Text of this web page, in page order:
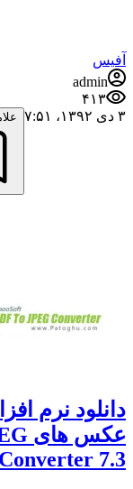
آفیس
admin
۴۱۳
۳ دی ۱۳۹۲،‏ ۷:۵۱
7.3